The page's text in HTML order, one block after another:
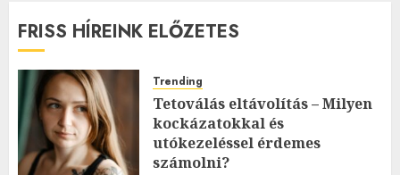
FRISS HÍREINK ELŐZETES
Trending
Tetoválás eltávolítás – Milyen
kockázatokkal és
utókezeléssel érdemes
számolni?